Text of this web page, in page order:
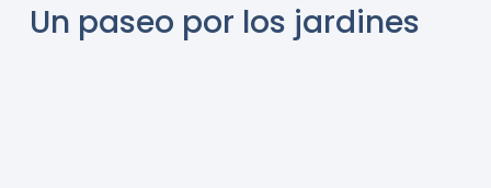
Un paseo por los jardines